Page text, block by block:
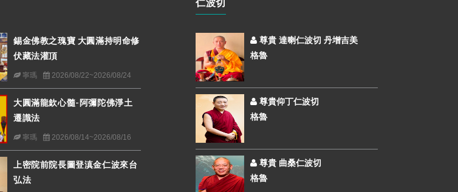
錫金佛教之瑰寶 大圓滿持明命修
伏藏法灌頂
寧瑪 2026/08/22~2026/08/24
大圓滿龍欽心髓-阿彌陀佛淨土
遷識法
寧瑪 2026/08/14~2026/08/16
上密院前院長圖登滇金仁波來台
弘法
尊貴 達喇仁波切 丹增吉美
格魯
尊貴仰丁仁波切
格魯
尊貴 曲桑仁波切
格魯